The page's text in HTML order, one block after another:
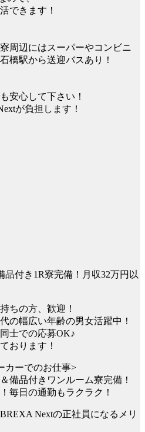
できます！
周辺にはスーパーやコンビニ
橋駅から送迎バスあり！
安心して下さい！
が負担します！
品付き1R寮完備！月収32万円以
ちの方、歓迎！
の幅広い年齢の男女活躍中！
士での応募OK♪
おります！
カーでのお仕事>
備品付きワンルーム寮完備！
毎日の通勤もラクラク！
Nextの正社員になるメリ